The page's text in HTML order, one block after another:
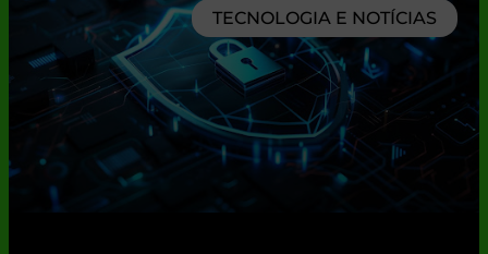
TECNOLOGIA E NOTÍCIAS